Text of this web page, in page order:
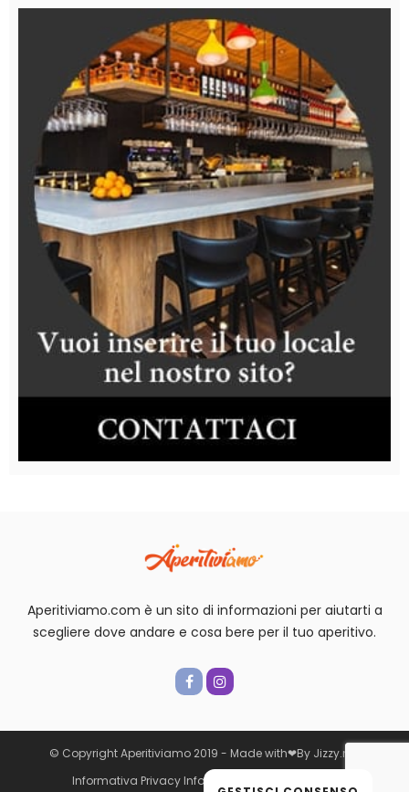
Aperitiviamo.com è un sito di informazioni per aiutarti a
scegliere dove andare e cosa bere per il tuo aperitivo.
© Copyright Aperitiviamo 2019 - Made with❤By Jizzy.net
Informativa Privacy Informativa cookie